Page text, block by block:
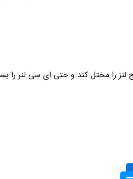
را مختل کند و حتی ای سی لنر را